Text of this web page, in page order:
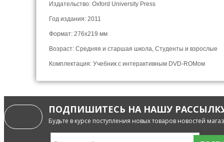
Издательство: Oxford University Press
Год издания: 2011
Формат: 276x219 мм
Возраст: Средняя и старшая школа, Студенты и взрослые
Комплектация: Учебник с интерактивным DVD-ROMом
ПОДПИШИТЕСЬ НА НАШУ
Будьте в курсе поступления новых товаров новостей